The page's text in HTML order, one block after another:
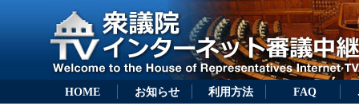
HOME お知らせ 利用方法 FAQ